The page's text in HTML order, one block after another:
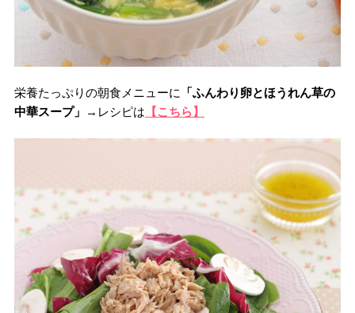
栄養たっぷりの朝食メニューに 「ふんわり卵とほうれん草の
中華スープ」
→レシピは 【こちら】